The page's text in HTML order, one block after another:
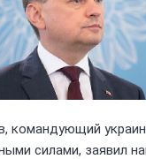
командующий
силами, заявил